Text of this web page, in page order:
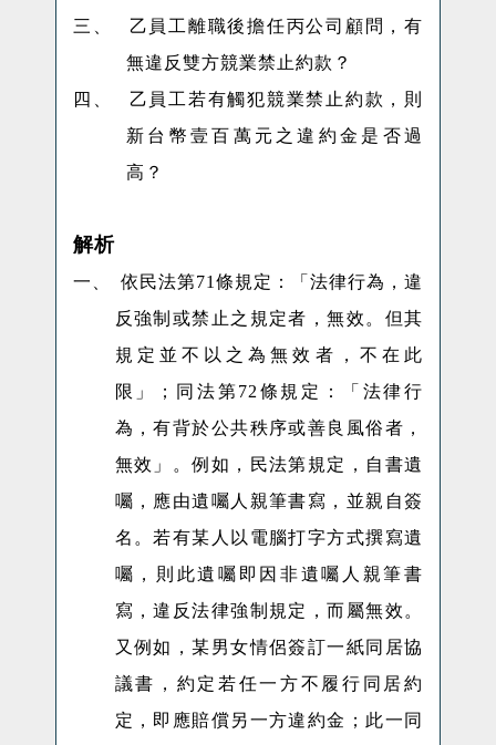
三、
乙員工離職後擔任丙公司顧問，有
無違反雙方競業禁止約款？
四、
乙員工若有觸犯競業禁止約款，則
新台幣壹百萬元之違約金是否過
高？
解析
一、 依民法第71條規定：「 法律行為，違
反強制或禁止之規定者，無效。但其
規定並不以之為無效者，不在此
限 」；同法第72條規定：「 法律行
為，有背於公共秩序或善良風俗者，
無效 」。例如，民法第規定，自書遺
囑，應由遺囑人親筆書寫，並親自簽
名。若有某人以電腦打字方式撰寫遺
囑，則此遺囑即因非遺囑人親筆書
寫，違反法律強制規定，而屬無效。
又例如，某男女情侶簽訂一紙同居協
議書，約定若任一方不履行同居約
定，即應賠償另一方違約金；此一同